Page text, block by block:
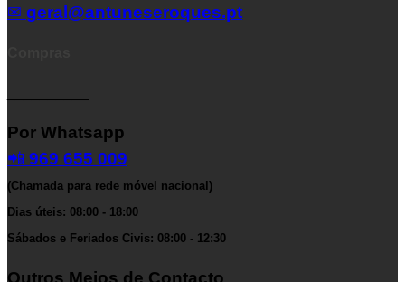
✉ geral@antuneseroques.pt
Por Whatsapp
📲 969 655 009
(Chamada para rede móvel nacional)
Dias úteis: 08:00 - 18:00
Sábados e Feriados Civis: 08:00 - 12:30
Outros Meios de Contacto